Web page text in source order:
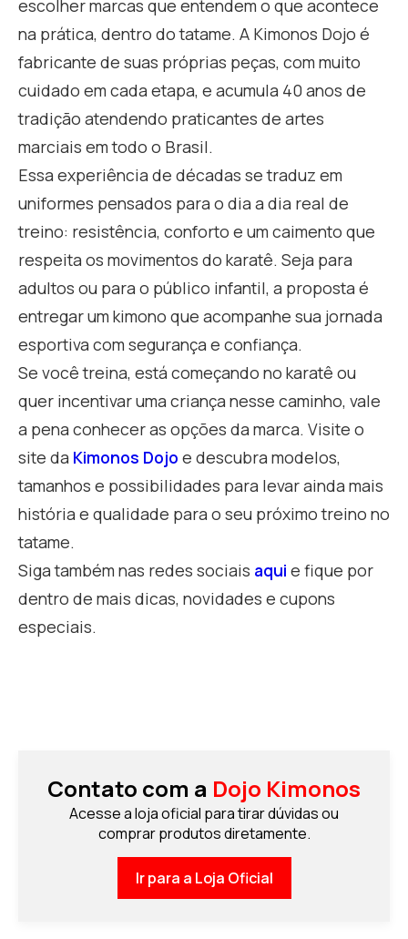
escolher marcas que entendem o que acontece
na prática, dentro do tatame. A Kimonos Dojo é
fabricante de suas próprias peças, com muito
cuidado em cada etapa, e acumula 40 anos de
tradição atendendo praticantes de artes
marciais em todo o Brasil.
Essa experiência de décadas se traduz em
uniformes pensados para o dia a dia real de
treino: resistência, conforto e um caimento que
respeita os movimentos do karatê. Seja para
adultos ou para o público infantil, a proposta é
entregar um kimono que acompanhe sua jornada
esportiva com segurança e confiança.
Se você treina, está começando no karatê ou
quer incentivar uma criança nesse caminho, vale
a pena conhecer as opções da marca. Visite o
site da Kimonos Dojo e descubra modelos,
tamanhos e possibilidades para levar ainda mais
história e qualidade para o seu próximo treino no
tatame.
Siga também nas redes sociais aqui e fique por
dentro de mais dicas, novidades e cupons
especiais.
Contato com a Dojo Kimonos
Acesse a loja oficial para tirar dúvidas ou
comprar produtos diretamente.
Ir para a Loja Oficial